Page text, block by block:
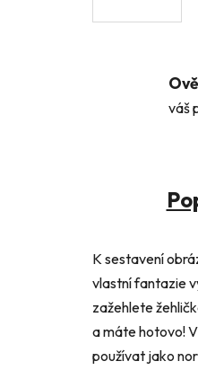
váš
K sestavení
vlastní fantazie
zažehlete
a máte hotovo!
používat jako